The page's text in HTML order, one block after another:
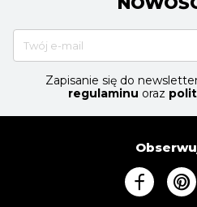
Zapisanie się do
regulaminu oraz